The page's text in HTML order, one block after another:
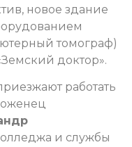
новое здание
томограф)
доктор».
работать
и службы